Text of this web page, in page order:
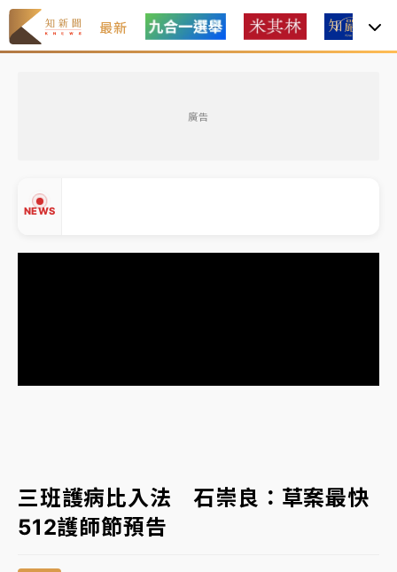
最新
廣告
NEWS
中信慈善基金會想增加董事人數！辜仲諒向法院聲請遭
駁 理由曝光
故宮《龍藏經》特展第2檔！今線上預約開賣一度塞車
雨熱區曝
旅局回應了
中信慈善基金會想增加董事人數！辜仲諒向法院聲請遭
三班護病比入法 石崇良：草案最快
512護師節預告